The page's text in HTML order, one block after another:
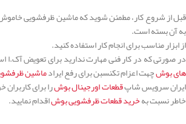
قبل از شروع کار، مطمئن شوید که ماشین ظرفشویی
به آن بسته است.
از ابزار مناسب برای انجام کار استفاده کنید.
در صورتی که در کار فنی مهارت ندارید برای تعویض آک.ا
های بوشچهت اعزام تکنسبن برای رفع ایرادماشین
ایران سرویس شاپقطعات اورجینال بوشرا برای
خاطر نسبت بهخرید قطعات ظرفشویی بوشاقدام نمایید.